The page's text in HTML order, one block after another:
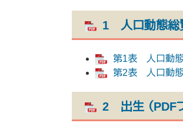
1 人口動態総覧
第1表 人口動態
第2表 人口動態総
2 出生 （PDFフ